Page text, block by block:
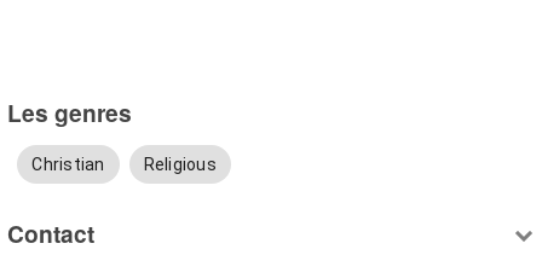
Les genres
Christian Religious
Contact